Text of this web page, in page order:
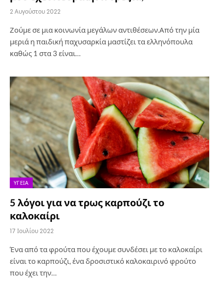
2 Αυγούστου 2022
Ζούμε σε μια κοινωνία μεγάλων αντιθέσεων.Από την μία
μεριά η παιδική παχυσαρκία μαστίζει τα ελληνόπουλα
καθώς 1 στα 3 είναι…
ΥΓΕΊΑ
5 λόγοι για να τρως καρπούζι το
καλοκαίρι
17 Ιουλίου 2022
Ένα από τα φρούτα που έχουμε συνδέσει με το καλοκαίρι
είναι το καρπούζι, ένα δροσιστικό καλοκαιρινό φρούτο
που έχει την…